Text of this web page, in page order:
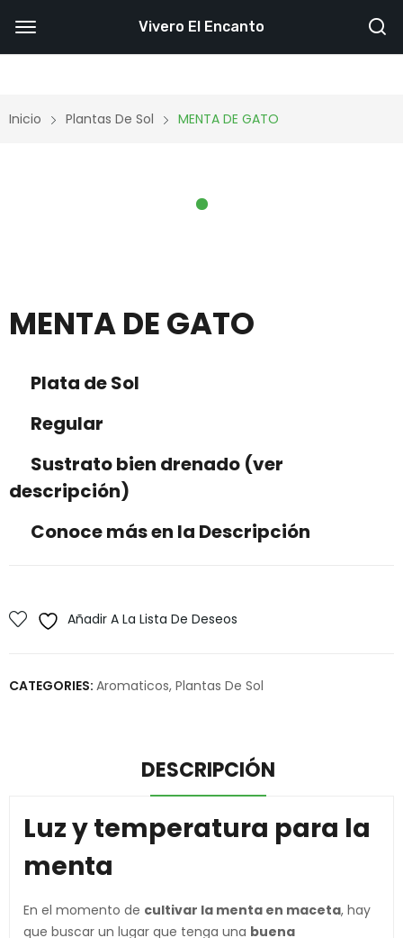
Inicio Plantas De Sol MENTA DE GATO
MENTA DE GATO
Plata de Sol
Regular
Sustrato bien drenado (ver
descripción)
Conoce más en la Descripción
Añadir A La Lista De Deseos
CATEGORIES: Aromaticos, Plantas De Sol
DESCRIPCIÓN
Luz y temperatura para la
menta
En el momento de cultivar la menta en maceta, hay
que buscar un lugar que tenga una buena
Vivero El Encanto